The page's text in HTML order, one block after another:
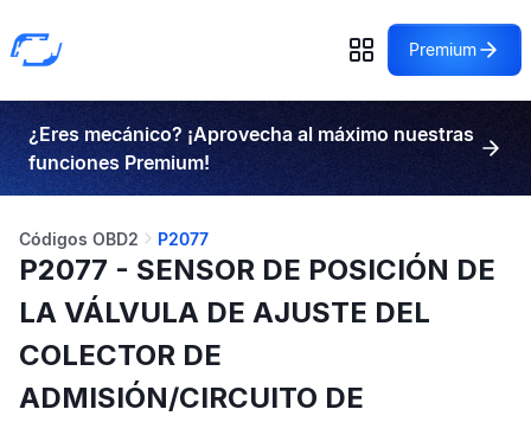
Premium
¿Eres mecánico? ¡Aprovecha al máximo nuestras
funciones Premium!
Códigos OBD2 P2077
P2077 - SENSOR DE POSICIÓN DE
LA VÁLVULA DE AJUSTE DEL
COLECTOR DE
ADMISIÓN/CIRCUITO DE